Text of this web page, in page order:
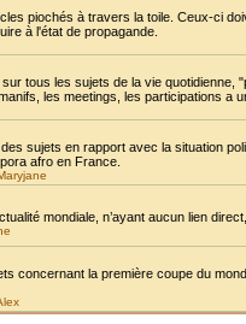
piochés à travers la toile. Ceux-ci
à l'état de propagande.
tous les sujets de la vie
les meetings, les participations a
sujets en rapport avec la situation
afro en France.
mondiale, n’ayant aucun lien
concernant la première coupe du